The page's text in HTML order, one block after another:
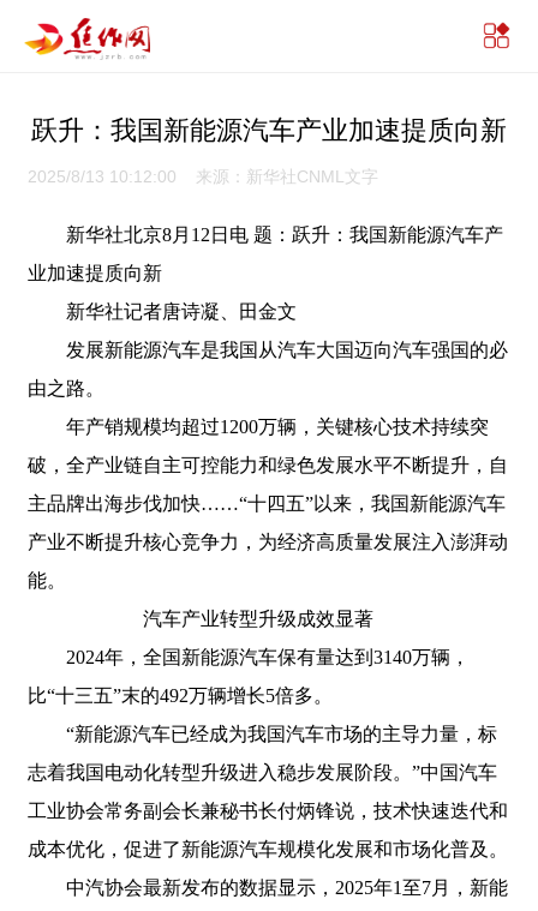
跃升：我国新能源汽车产业加速提质向新
2025/8/13 10:12:00 来源：新华社CNML文字
新华社北京8月12日电 题：跃升：我国新能源汽车产
业加速提质向新
新华社记者唐诗凝、田金文
发展新能源汽车是我国从汽车大国迈向汽车强国的必
由之路。
年产销规模均超过1200万辆，关键核心技术持续突
破，全产业链自主可控能力和绿色发展水平不断提升，自
主品牌出海步伐加快……“十四五”以来，我国新能源汽车
产业不断提升核心竞争力，为经济高质量发展注入澎湃动
能。
汽车产业转型升级成效显著
2024年，全国新能源汽车保有量达到3140万辆，
比“十三五”末的492万辆增长5倍多。
“新能源汽车已经成为我国汽车市场的主导力量，标
志着我国电动化转型升级进入稳步发展阶段。”中国汽车
工业协会常务副会长兼秘书长付炳锋说，技术快速迭代和
成本优化，促进了新能源汽车规模化发展和市场化普及。
中汽协会最新发布的数据显示，2025年1至7月，新能